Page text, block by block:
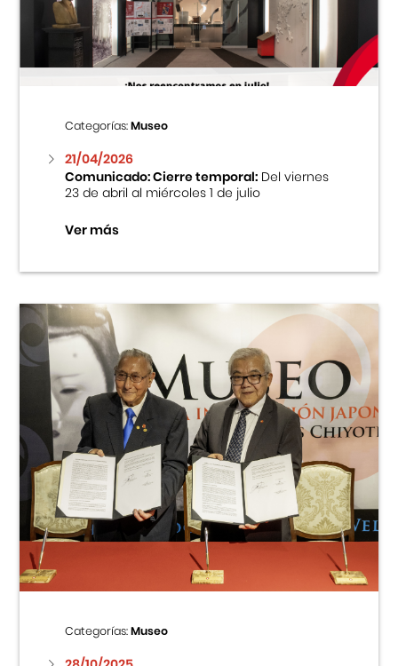
Centro Cultural Peruano Japonés
Museo de la Inmigración Japonesa
Fondo Editorial
Teatro Peruano Japonés
Categorías:Museo
21/04/2026
Comunicado: Cierre temporal:Del viernes
23 de abril al miércoles 1 de julio
Ver más
Categorías:Museo